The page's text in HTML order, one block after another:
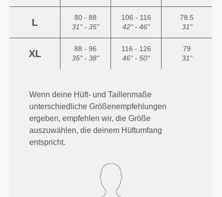
L
80 - 88
31" - 35"
106 - 116
42" - 46"
78.5
31"
XL
88 - 96
35" - 38"
116 - 126
46" - 50"
79
31"
Wenn deine Hüft- und Taillenmaße
unterschiedliche Größenempfehlungen
ergeben, empfehlen wir, die Größe
auszuwählen, die deinem Hüftumfang
entspricht.